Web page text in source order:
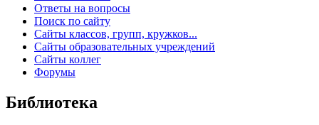
Ответы на вопросы
Поиск по сайту
Сайты классов, групп, кружков...
Сайты образовательных учреждений
Сайты коллег
Форумы
Библиотека